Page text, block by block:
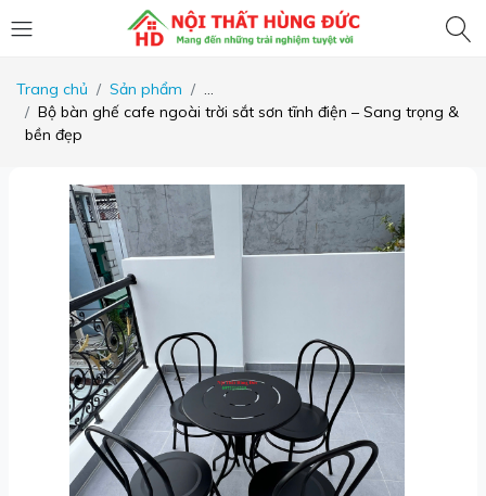
Trang chủ Sản phẩm
...
Bộ bàn ghế cafe ngoài trời sắt sơn tĩnh điện – Sang trọng &
bền đẹp